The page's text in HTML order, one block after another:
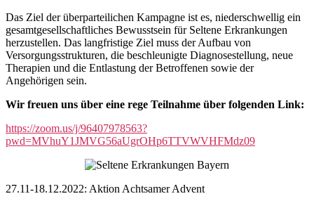
Das Ziel der überparteilichen Kampagne ist es, niederschwellig ein
gesamtgesellschaftliches Bewusstsein für Seltene Erkrankungen
herzustellen. Das langfristige Ziel muss der Aufbau von
Versorgungsstrukturen, die beschleunigte Diagnosestellung, neue
Therapien und die Entlastung der Betroffenen sowie der
Angehörigen sein.
Wir freuen uns über eine rege Teilnahme über folgenden Link:
https://zoom.us/j/96407978563?
pwd=MVhuY1JMVG56aUgrOHp6TTVWVHFMdz09
27.11-18.12.2022: Aktion Achtsamer Advent